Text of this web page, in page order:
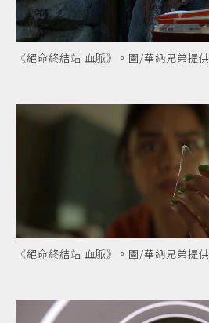
《絕命終結站 血脈》。圖/華納兄弟提供
《絕命終結站 血脈》。圖/華納兄弟提供